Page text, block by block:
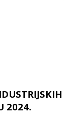
2024.